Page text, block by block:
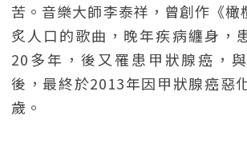
苦。音樂大師李泰祥，曾創作《橄
炙人口的歌曲，晚年疾病纏身，
20多年，後又罹患甲狀腺癌，
後，最終於2013年因甲狀腺癌惡
歲。